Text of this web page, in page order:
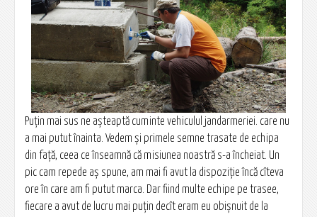
Puțin mai sus ne așteaptă cuminte vehiculul jandarmeriei. care nu
a mai putut înainta. Vedem și primele semne trasate de echipa
din față, ceea ce înseamnă că misiunea noastră s-a încheiat. Un
pic cam repede aș spune, am mai fi avut la dispoziție încă cîteva
ore în care am fi putut marca. Dar fiind multe echipe pe trasee,
fiecare a avut de lucru mai puțin decît eram eu obișnuit de la